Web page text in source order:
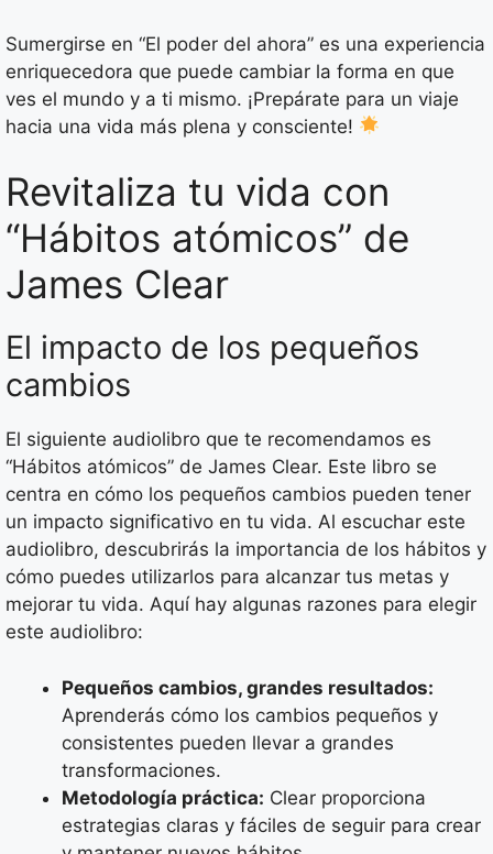
Sumergirse en “El poder del ahora” es una experiencia
enriquecedora que puede cambiar la forma en que
ves el mundo y a ti mismo. ¡Prepárate para un viaje
hacia una vida más plena y consciente!
Revitaliza tu vida con
“Hábitos atómicos” de
James Clear
El impacto de los pequeños
cambios
El siguiente audiolibro que te recomendamos es
“Hábitos atómicos” de James Clear. Este libro se
centra en cómo los pequeños cambios pueden tener
un impacto significativo en tu vida. Al escuchar este
audiolibro, descubrirás la importancia de los hábitos y
cómo puedes utilizarlos para alcanzar tus metas y
mejorar tu vida. Aquí hay algunas razones para elegir
este audiolibro:
Pequeños cambios, grandes resultados:
Aprenderás cómo los cambios pequeños y
consistentes pueden llevar a grandes
transformaciones.
Metodología práctica: Clear proporciona
estrategias claras y fáciles de seguir para crear